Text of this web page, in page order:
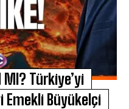
MI? Türkiye’yi
Emekli Büyükelçi